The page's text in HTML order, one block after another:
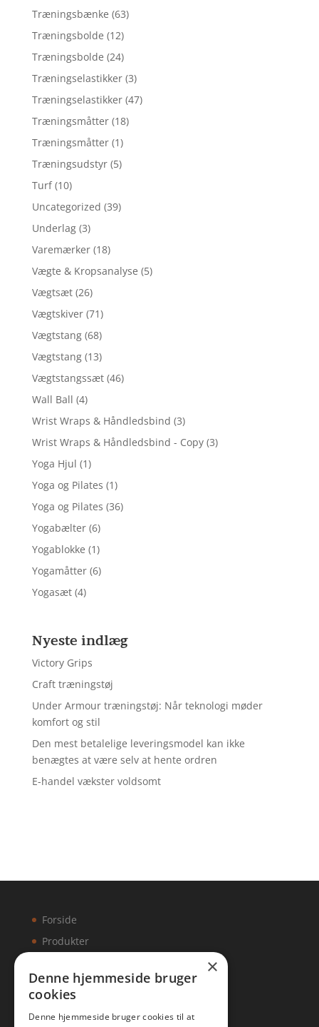
Træningsbænke (63)
Træningsbolde (12)
Træningsbolde (24)
Træningselastikker (3)
Træningselastikker (47)
Træningsmåtter (18)
Træningsmåtter (1)
Træningsudstyr (5)
Turf (10)
Uncategorized (39)
Underlag (3)
Varemærker (18)
Vægte & Kropsanalyse (5)
Vægtsæt (26)
Vægtskiver (71)
Vægtstang (68)
Vægtstang (13)
Vægtstangssæt (46)
Wall Ball (4)
Wrist Wraps & Håndledsbind (3)
Wrist Wraps & Håndledsbind - Copy (3)
Yoga Hjul (1)
Yoga og Pilates (1)
Yoga og Pilates (36)
Yogabælter (6)
Yogablokke (1)
Yogamåtter (6)
Yogasæt (4)
Nyeste indlæg
Victory Grips
Craft træningstøj
Under Armour træningstøj: Når teknologi møder
komfort og stil
Den mest betalelige leveringsmodel kan ikke
benægtes at være selv at hente ordren
E-handel vækster voldsomt
Forside
Produkter
Artikler
×
Denne hjemmeside bruger
cookies
Denne hjemmeside bruger cookies til at